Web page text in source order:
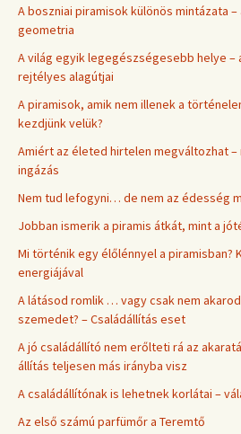
A boszniai piramisok különös mintázata
geometria
A világ egyik legegészségesebb helye –
rejtélyes alagútjai
A piramisok, amik nem illenek a
kezdjünk velük?
Amiért az életed hirtelen megváltozhat
ingázás
Nem tud lefogyni… de nem az édesség
Jobban ismerik a piramis átkát, mint a
Mi történik egy élőlénnyel a piramisban?
energiájával
A látásod romlik … vagy csak nem
szemedet? – Családállítás eset
A jó családállító nem erőlteti rá az
állítás teljesen más irányba visz
A családállítónak is lehetnek korlátai –
Az első számú parfümőr a Teremtő